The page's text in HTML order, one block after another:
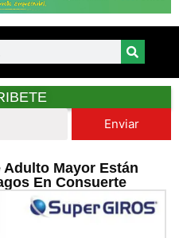
Enviar
Mayor Están
En Consuerte